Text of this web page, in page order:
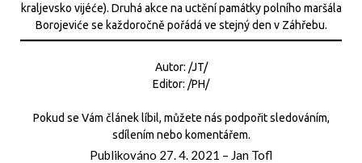
kraljevsko vijéće). Druhá akce na uctění památky polního maršála
Borojeviće se každoročně pořádá ve stejný den v Záhřebu.
Autor: /JT/
Editor: /PH/
Pokud se Vám článek líbil, můžete nás podpořit sledováním,
sdílením nebo komentářem.
Publikováno 27. 4. 2021 – Jan Tofl